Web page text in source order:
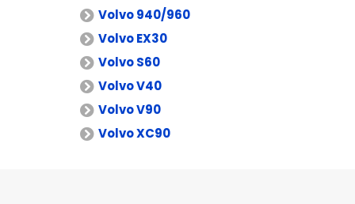
Volvo 940/960
Volvo EX30
Volvo S60
Volvo V40
Volvo V90
Volvo XC90